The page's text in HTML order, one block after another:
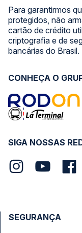
Para garantirmos
protegidos, não
cartão de crédito
criptografia e de
bancárias do Brasil.
SIGA NOSSAS
CONHEÇA O
SEGURANÇA